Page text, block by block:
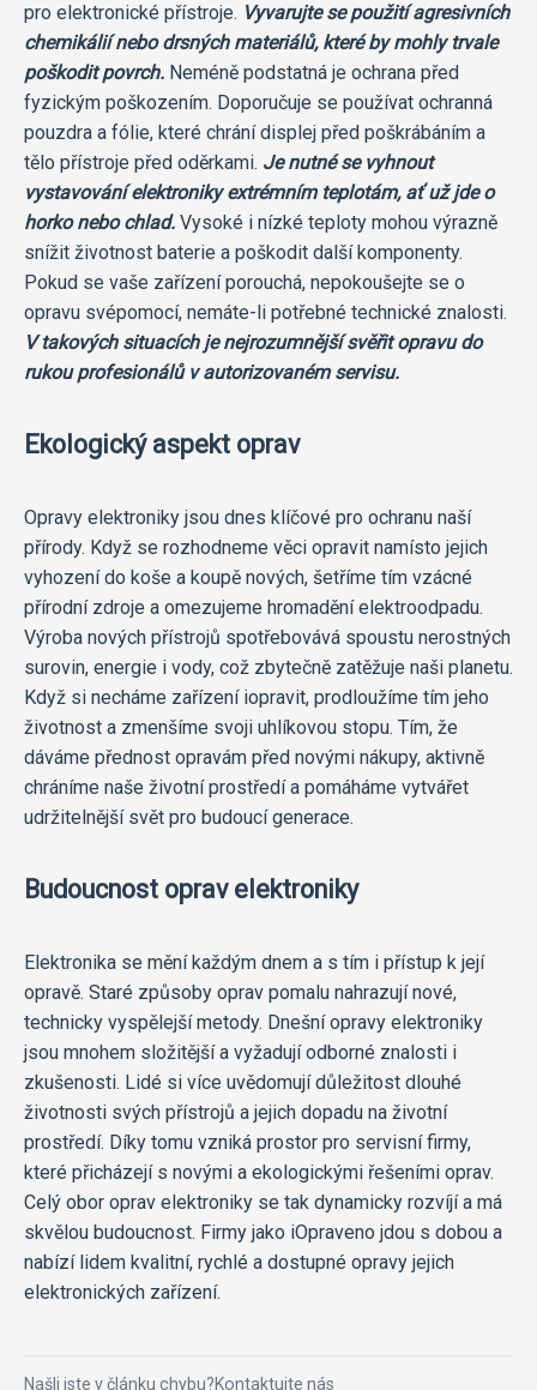
pro elektronické přístroje. Vyvarujte se použití agresivních
chemikálií nebo drsných materiálů, které by mohly trvale
poškodit povrch. Neméně podstatná je ochrana před
fyzickým poškozením. Doporučuje se používat ochranná
pouzdra a fólie, které chrání displej před poškrábáním a
tělo přístroje před oděrkami. Je nutné se vyhnout
vystavování elektroniky extrémním teplotám, ať už jde o
horko nebo chlad. Vysoké i nízké teploty mohou výrazně
snížit životnost baterie a poškodit další komponenty.
Pokud se vaše zařízení porouchá, nepokoušejte se o
opravu svépomocí, nemáte-li potřebné technické znalosti.
V takových situacích je nejrozumnější svěřit opravu do
rukou profesionálů v autorizovaném servisu.
Ekologický aspekt oprav
Opravy elektroniky jsou dnes klíčové pro ochranu naší
přírody. Když se rozhodneme věci opravit namísto jejich
vyhození do koše a koupě nových, šetříme tím vzácné
přírodní zdroje a omezujeme hromadění elektroodpadu.
Výroba nových přístrojů spotřebovává spoustu nerostných
surovin, energie i vody, což zbytečně zatěžuje naši planetu.
Když si necháme zařízení iopravit, prodloužíme tím jeho
životnost a zmenšíme svoji uhlíkovou stopu. Tím, že
dáváme přednost opravám před novými nákupy, aktivně
chráníme naše životní prostředí a pomáháme vytvářet
udržitelnější svět pro budoucí generace.
Budoucnost oprav elektroniky
Elektronika se mění každým dnem a s tím i přístup k její
opravě. Staré způsoby oprav pomalu nahrazují nové,
technicky vyspělejší metody. Dnešní opravy elektroniky
jsou mnohem složitější a vyžadují odborné znalosti i
zkušenosti. Lidé si více uvědomují důležitost dlouhé
životnosti svých přístrojů a jejich dopadu na životní
prostředí. Díky tomu vzniká prostor pro servisní firmy,
které přicházejí s novými a ekologickými řešeními oprav.
Celý obor oprav elektroniky se tak dynamicky rozvíjí a má
skvělou budoucnost. Firmy jako iOpraveno jdou s dobou a
nabízí lidem kvalitní, rychlé a dostupné opravy jejich
elektronických zařízení.
Našli jste v článku chybu?Kontaktujte nás